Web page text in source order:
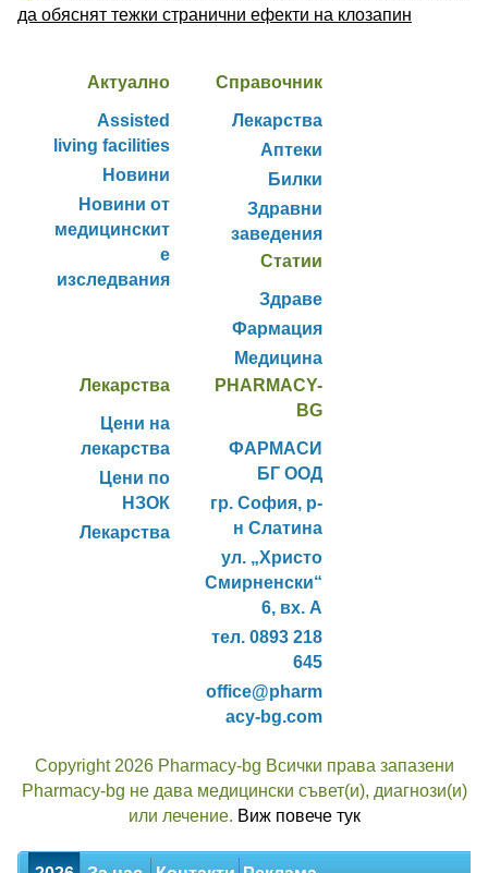
да обяснят тежки странични ефекти на клозапин
Актуално
Assisted
living facilities
Новини
Новини от
медицинскит
е
изследвания
Справочник
Лекарства
Аптеки
Билки
Здравни
заведения
Статии
Здраве
Фармация
Медицина
Лекарства
Цени на
лекарства
Цени по
НЗОК
Лекарства
PHARMACY-
BG
ФАРМАСИ
БГ ООД
гр. София, р-
н Слатина
ул. „Христо
Смирненски“
6, вх. А
тел. 0893 218
645
office@pharm
acy-bg.com
Copyright 2026 Pharmacy-bg Всички права запазени
Pharmacy-bg не дава медицински съвет(и), диагнози(и)
или лечение. Виж повече тук